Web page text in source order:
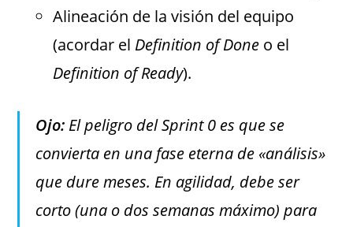
Alineación de la visión del equipo
(acordar el Definition of Done o el
Definition of Ready).
Ojo: El peligro del Sprint 0 es que se
convierta en una fase eterna de «análisis»
que dure meses. En agilidad, debe ser
corto (una o dos semanas máximo) para